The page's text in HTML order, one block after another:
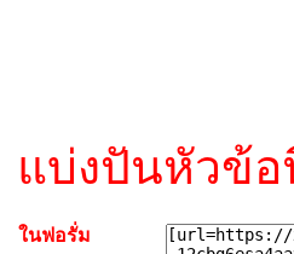
แบ่งปันหัวข้อ
ในฟอรั่ม